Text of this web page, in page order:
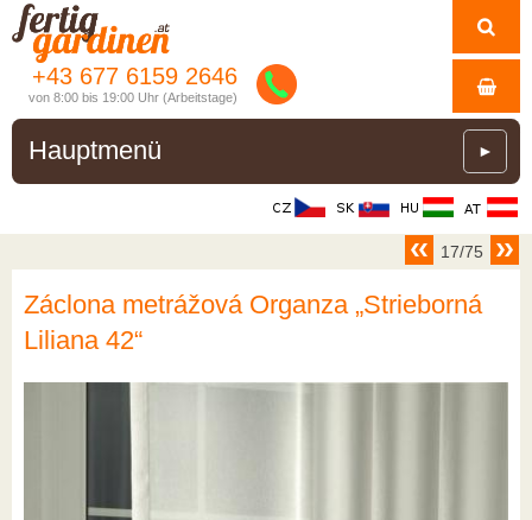
+43 677 6159 2646
von 8:00 bis 19:00 Uhr (Arbeitstage)
Hauptmenü ►
17/75
Záclona metrážová Organza „Strieborná
Liliana 42“